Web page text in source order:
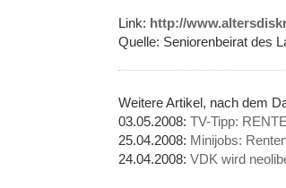
Link: http://
Quelle: Seniorenbeirat des
Weitere Artikel, nach dem
03.05.2008: TV-Tipp:
25.04.2008: Minijobs:
24.04.2008: VDK wird